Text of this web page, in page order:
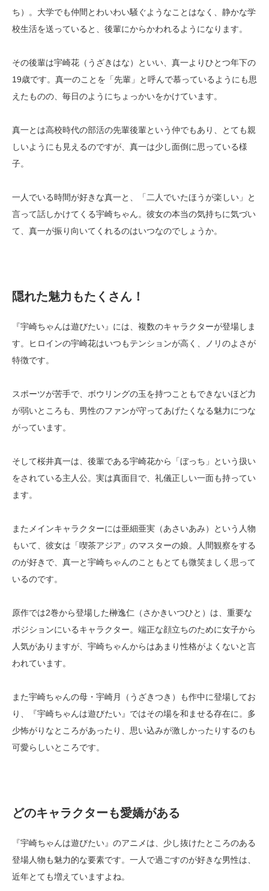
ち）。大学でも仲間とわいわい騒ぐようなことはなく、静かな学
校生活を送っていると、後輩にからかわれるようになります。
その後輩は宇崎花（うざきはな）といい、真一よりひとつ年下の
19歳です。真一のことを「先輩」と呼んで慕っているようにも思
えたものの、毎日のようにちょっかいをかけています。
真一とは高校時代の部活の先輩後輩という仲でもあり、とても親
しいようにも見えるのですが、真一は少し面倒に思っている様
子。
一人でいる時間が好きな真一と、「二人でいたほうが楽しい」と
言って話しかけてくる宇崎ちゃん。彼女の本当の気持ちに気づい
て、真一が振り向いてくれるのはいつなのでしょうか。
隠れた魅力もたくさん！
『宇崎ちゃんは遊びたい』には、複数のキャラクターが登場しま
す。ヒロインの宇崎花はいつもテンションが高く、ノリのよさが
特徴です。
スポーツが苦手で、ボウリングの玉を持つこともできないほど力
が弱いところも、男性のファンが守ってあげたくなる魅力につな
がっています。
そして桜井真一は、後輩である宇崎花から「ぼっち」という扱い
をされている主人公。実は真面目で、礼儀正しい一面も持ってい
ます。
またメインキャラクターには亜細亜実（あさいあみ）という人物
もいて、彼女は「喫茶アジア」のマスターの娘。人間観察をする
のが好きで、真一と宇崎ちゃんのこともとても微笑ましく思って
いるのです。
原作では2巻から登場した榊逸仁（さかきいつひと）は、重要な
ポジションにいるキャラクター。端正な顔立ちのために女子から
人気がありますが、宇崎ちゃんからはあまり性格がよくないと言
われています。
また宇崎ちゃんの母・宇崎月（うざきつき）も作中に登場してお
り、『宇崎ちゃんは遊びたい』ではその場を和ませる存在に。多
少怖がりなところがあったり、思い込みが激しかったりするのも
可愛らしいところです。
どのキャラクターも愛嬌がある
『宇崎ちゃんは遊びたい』のアニメは、少し抜けたところのある
登場人物も魅力的な要素です。一人で過ごすのが好きな男性は、
近年とても増えていますよね。